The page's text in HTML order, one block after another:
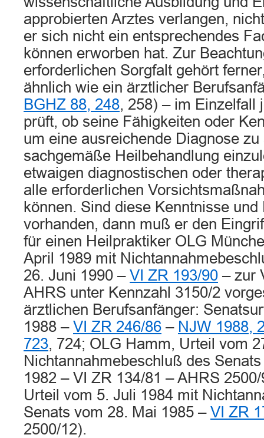
approbierten Arztes verlangen,
er sich nicht ein entsprechendes
können erworben hat. Zur
erforderlichen Sorgfalt gehört
ähnlich wie ein ärztlicher
BGHZ 88, 248, 258) – im Einzelfall
prüft, ob seine Fähigkeiten oder
um eine ausreichende Diagnose
sachgemäße Heilbehandlung
etwaigen diagnostischen oder
alle erforderlichen
können. Sind diese Kenntnisse
vorhanden, dann muß er den
für einen Heilpraktiker OLG
April 1989 mit
26. Juni 1990 – VI ZR 193/90 – zur
AHRS unter Kennzahl 3150/2
ärztlichen Berufsanfänger:
1988 – VI ZR 246/86 – NJW 1988,
723, 724; OLG Hamm, Urteil vom
Nichtannahmebeschluß des
1982 – VI ZR 134/81 – AHRS
Urteil vom 5. Juli 1984 mit
Senats vom 28. Mai 1985 – VI ZR
2500/12).